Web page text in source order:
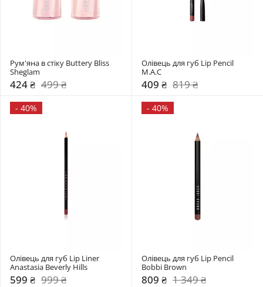
Рум'яна в стіку Buttery Bliss
Sheglam
424 ₴ 499 ₴
Олівець для губ Lip Pencil
M.A.C
409 ₴ 819 ₴
- 40%
Олівець для губ Lip Liner
Anastasia Beverly Hills
599 ₴ 999 ₴
- 40%
Олівець для губ Lip Pencil
Bobbi Brown
809 ₴ 1 349 ₴